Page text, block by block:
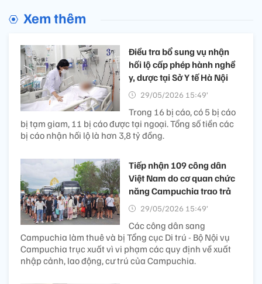
Xem thêm
Điều tra bổ sung vụ nhận
hối lộ cấp phép hành nghề
y, dược tại Sở Y tế Hà Nội
29/05/2026 15:49’
Trong 16 bị cáo, có 5 bị cáo
bị tạm giam, 11 bị cáo được tại ngoại. Tổng số tiền các
bị cáo nhận hối lộ là hơn 3,8 tỷ đồng.
Tiếp nhận 109 công dân
Việt Nam do cơ quan chức
năng Campuchia trao trả
29/05/2026 15:49’
Các công dân sang
Campuchia làm thuê và bị Tổng cục Di trú - Bộ Nội vụ
Campuchia trục xuất vì vi phạm các quy định về xuất
nhập cảnh, lao động, cư trú của Campuchia.